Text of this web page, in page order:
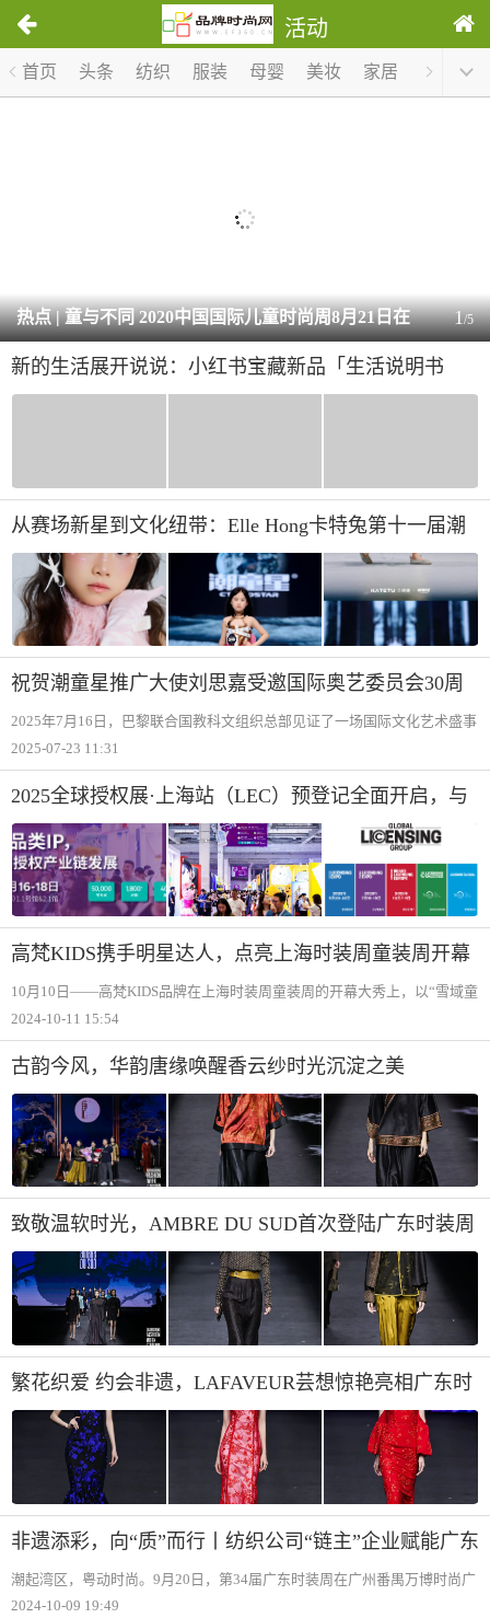
活动
首页 头条 纺织 服装 母婴 美妆 家居 服饰
热点 | 童与不同 2020中国国际儿童时尚周8月21日在
艺尚小镇华彩启幕
1/5
新的生活展开说说：小红书宝藏新品「生活说明书
展」即将落地成都
从赛场新星到文化纽带：Elle Hong卡特兔第十一届潮
童星国际少儿模特大赛蜕变之旅圆满落幕
祝贺潮童星推广大使刘思嘉受邀国际奥艺委员会30周
年庆典
2025年7月16日，巴黎联合国教科文组织总部见证了一场国际文化艺术盛事
——《奥林匹克艺术宪章》创立30周年庆典。这场由国际奥林匹克艺术委
2025-07-23 11:31
2025全球授权展·上海站（LEC）预登记全面开启，与
1800+IP一同开启授权行业宝藏
高梵KIDS携手明星达人，点亮上海时装周童装周开幕
大秀
10月10日——高梵KIDS品牌在上海时装周童装周的开幕大秀上，以“雪域童
真，藏地黑金“为主题，掀起了一场视觉风暴。星光熠熠的明星阵容和时尚
2024-10-11 15:54
古韵今风，华韵唐缘唤醒香云纱时光沉淀之美
致敬温软时光，AMBRE DU SUD首次登陆广东时装周
繁花织爱 约会非遗，LAFAVEUR芸想惊艳亮相广东时
装周
非遗添彩，向“质”而行丨纺织公司“链主”企业赋能广东
时装周精彩绽放
潮起湾区，粤动时尚。9月20日，第34届广东时装周在广州番禺万博时尚广
场如期而至。作为广州市时尚产业集群纺织服装分链“链主“企业，广州纺织
2024-10-09 19:49